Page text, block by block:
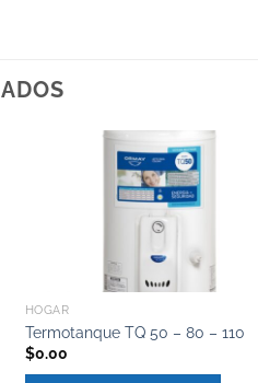
HOGAR
Termotanque TQ 50 – 80 – 110
$0.00